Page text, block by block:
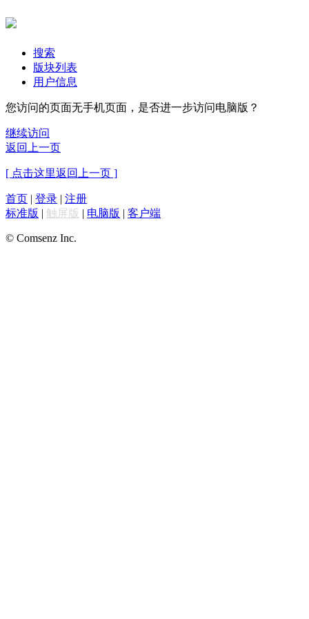
搜索
版块列表
用户信息
您访问的页面无手机页面，是否进一步访问电脑版？
继续访问
返回上一页
[ 点击这里返回上一页 ]
首页 | 登录 | 注册
标准版 | 触屏版 | 电脑版 | 客户端
© Comsenz Inc.